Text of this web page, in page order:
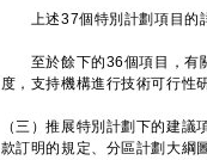
上述37個特別計劃項目的詳
至於餘下的36個項目，有關
度，支持機構進行技術可行性
（三）推展特別計劃下的建
款訂明的規定、分區計劃大綱